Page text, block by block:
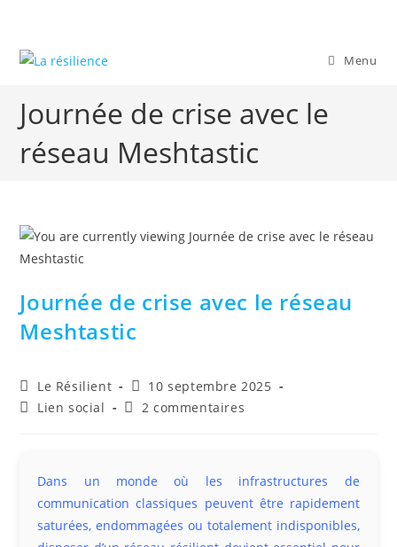
content
Menu
Journée de crise avec le
réseau Meshtastic
Journée de crise avec le réseau
Meshtastic
Auteur/autrice
de
Le Résilient
Publication
publiée :
10 septembre 2025
PostLien social
Commentaires
2 commentaires
Dans un monde où les infrastructures de
communication classiques peuvent être rapidement
saturées, endommagées ou totalement indisponibles,